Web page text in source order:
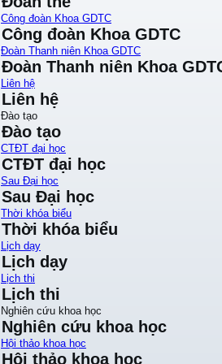
Công đoàn Khoa GDTC
Công đoàn Khoa GDTC
Đoàn Thanh niên Khoa GDTC
Đoàn Thanh niên Khoa
Liên hệ
Liên hệ
Đào tạo
Đào tạo
CTĐT đại học
CTĐT đại học
Sau Đại học
Sau Đại học
Thời khóa biểu
Thời khóa biểu
Lịch dạy
Lịch dạy
Lịch thi
Lịch thi
Nghiên cứu khoa học
Nghiên cứu khoa học
Hội thảo khoa học
Hội thảo khoa học